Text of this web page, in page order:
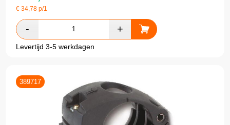
€34,78 p/1
Levertijd 3-5 werkdagen
389717